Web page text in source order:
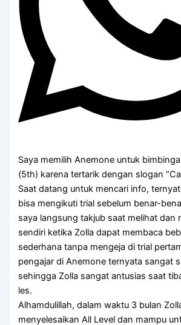
Saya memilih Anemone untuk
(5th) karena tertarik dengan slogan
Saat datang untuk mencari info,
bisa mengikuti trial sebelum benar-
saya langsung takjub saat melihat dan
sendiri ketika Zolla dapat membaca
sederhana tanpa mengeja di trial
pengajar di Anemone ternyata sangat
sehingga Zolla sangat antusias saat
les.
Alhamdulillah, dalam waktu 3 bulan
menyelesaikan All Level dan mampu